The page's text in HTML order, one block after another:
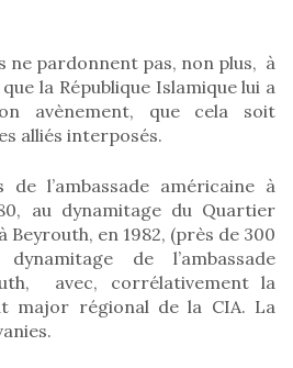
ne pardonnent pas, non plus, à
la République Islamique lui a
avènement, que cela soit
alliés interposés.
de l’ambassade américaine à
au dynamitage du Quartier
Beyrouth, en 1982, (près de 300
de l’ambassade
avec, corrélativement la
major régional de la CIA. La